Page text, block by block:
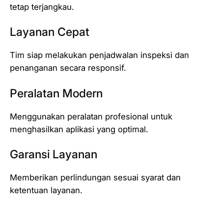
tetap terjangkau.
Layanan Cepat
Tim siap melakukan penjadwalan inspeksi dan
penanganan secara responsif.
Peralatan Modern
Menggunakan peralatan profesional untuk
menghasilkan aplikasi yang optimal.
Garansi Layanan
Memberikan perlindungan sesuai syarat dan
ketentuan layanan.